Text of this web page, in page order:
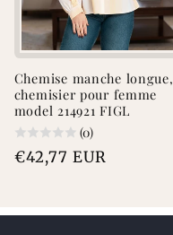
Chemise manche longue,
chemisier pour femme
model 214921 FIGL
(0)
Prix
€42,77 EUR